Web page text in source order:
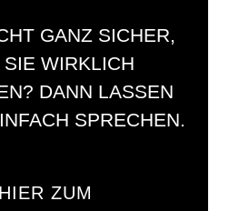
GANZ SICHER,
SIE WIRKLICH
DANN LASSEN
SPRECHEN.
HIER ZUM